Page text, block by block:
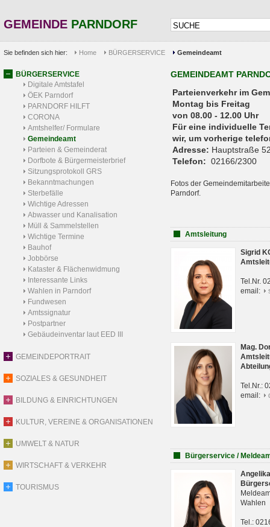
GEMEINDE PARNDORF
Sie befinden sich hier: Home BÜRGERSERVICE Gemeindeamt
BÜRGERSERVICE
Digitale Amtstafel
ÖEK Parndorf
PARNDORF HILFT
CORONA
Amtshelfer/ Formulare
Gemeindeamt
Parteien & Gemeinderat
Dorfbote & Bürgermeisterbrief
Sitzungsprotokoll GRS
Bekanntmachungen
Sterbefälle
Wichtige Adressen
Abwasser und Kanalisation
Müll & Sammelstellen
Wichtige Termine
Bauhof
Jobbörse
Kataster & Flächenwidmung
Interessante Links
Wahlen in Parndorf
Fundwesen
Amtssignatur
Postpartner
Gebäudeinventar laut EED III
GEMEINDEPORTRAIT
SOZIALES & GESUNDHEIT
BILDUNG & EINRICHTUNGEN
KULTUR, VEREINE & ORGANISATIONEN
UMWELT & NATUR
WIRTSCHAFT & VERKEHR
TOURISMUS
GEMEINDEAMT
Parteienverkehr
Montag bis Freitag
von 08.00 - 12.00 Uhr
Für eine individuelle
wir, um vorherige
Adresse: Hauptstraße
Telefon: 02166/2300
Fotos der
Parndorf.
Amtsleitung
Sigrid
Tel.Nr.
email:
Mag.
Tel.Nr.:
email:
Bürgerservice /
Wahlen
Tel.: